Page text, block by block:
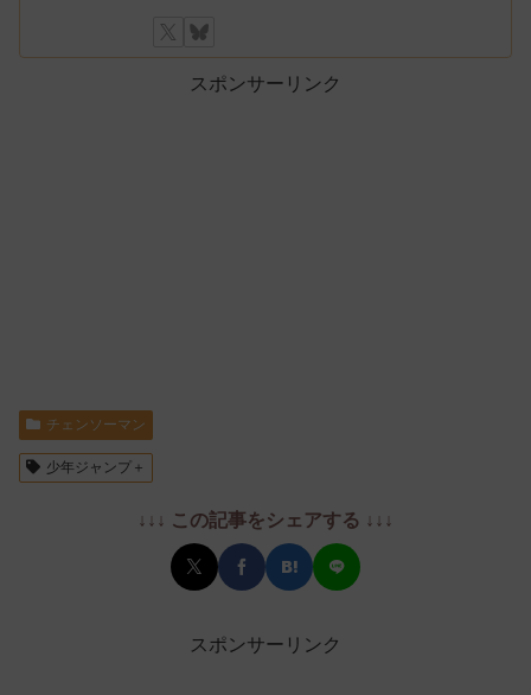
スポンサーリンク
チェンソーマン
少年ジャンプ＋
↓↓↓ この記事をシェアする ↓↓↓
スポンサーリンク